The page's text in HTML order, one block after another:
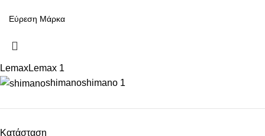
LemaxLemax 1
shimanoshimano 1
Κατάσταση